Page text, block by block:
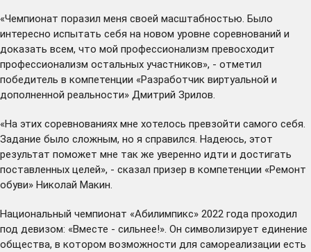
«Чемпионат поразил меня своей масштабностью. Было
интересно испытать себя на новом уровне соревнований и
доказать всем, что мой профессионализм превосходит
профессионализм остальных участников», - отметил
победитель в компетенции «Разработчик виртуальной и
дополненной реальности» Дмитрий Зрилов.
«На этих соревнованиях мне хотелось превзойти самого себя.
Задание было сложным, но я справился. Надеюсь, этот
результат поможет мне так же уверенно идти и достигать
поставленных целей», - сказал призер в компетенции «Ремонт
обуви» Николай Макин.
Национальный чемпионат «Абилимпикс» 2022 года проходил
под девизом: «Вместе - сильнее!». Он символизирует единение
общества, в котором возможности для самореализации есть